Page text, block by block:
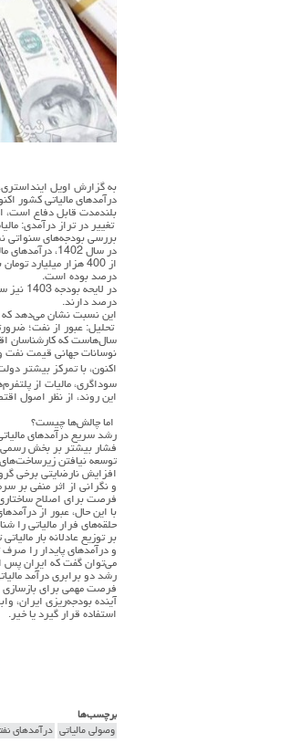
به گزارش اویل
درآمدهای مالیاتی کشور
بلندمدت قابل دفاع است،
تغییر در تراز درآمدی:
بررسی بودجه‌های سنواتی
درصد بوده است.
درصد دارند.
این نسبت نشان می‌دهد که
تحلیل: عبور از نفت؛
سال‌هاست که کارشناسان
نوسانات جهانی قیمت
اکنون، با تمرکز بیشتر
سوداگری، مالیات از
این روند، از نظر اصول
اما چالش‌ها چیست؟
رشد سریع درآمدهای
فشار بیشتر بر بخش رسمی
توسعه نیافتن زیرساخت‌های
افزایش نارضایتی برخی
و نگرانی از اثر منفی بر
فرصت برای اصلاح
با این حال، عبور از
حلقه‌های فرار مالیاتی را
بر توزیع عادلانه بار
و درآمدهای پایدار را
می‌توان گفت که ایران پس
رشد دو برابری درآمد
فرصت مهمی برای
آینده بودجه‌ریزی ایران،
استفاده قرار گیرد یا خیر.
برچسب‌ها
وصولی مالیاتی درآمدهای